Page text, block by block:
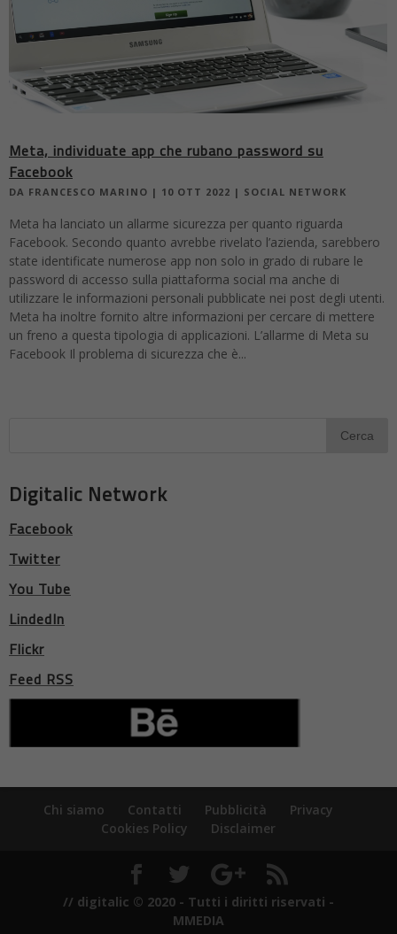
Meta, individuate app che rubano password su
Facebook
DA FRANCESCO MARINO | 10 OTT 2022 | SOCIAL NETWORK
Meta ha lanciato un allarme sicurezza per quanto riguarda
Facebook. Secondo quanto avrebbe rivelato l’azienda, sarebbero
state identificate numerose app non solo in grado di rubare le
password di accesso sulla piattaforma social ma anche di
utilizzare le informazioni personali pubblicate nei post degli utenti.
Meta ha inoltre fornito altre informazioni per cercare di mettere
un freno a questa tipologia di applicazioni. L’allarme di Meta su
Facebook Il problema di sicurezza che è...
Digitalic Network
Facebook
Twitter
You Tube
LindedIn
Flickr
Feed RSS
Chi siamo Contatti Pubblicità
Privacy
Cookies Policy
Disclaimer
// digitalic © 2020 - Tutti i diritti riservati -
MMEDIA